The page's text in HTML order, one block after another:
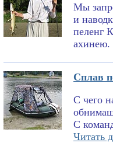
Мы
и
пеленг
ахинею.
Сплав
С чего
С
Читать